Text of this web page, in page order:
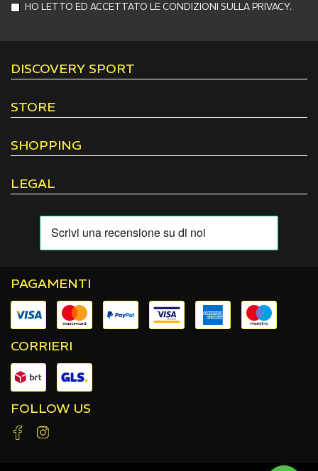
HO LETTO ED ACCETTATO LE CONDIZIONI SULLA PRIVACY.
DISCOVERY SPORT
STORE
SHOPPING
LEGAL
PAGAMENTI
CORRIERI
FOLLOW US